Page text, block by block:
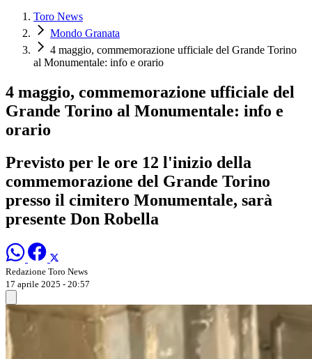
Toro News
Mondo Granata
4 maggio, commemorazione ufficiale del Grande Torino
al Monumentale: info e orario
4 maggio, commemorazione ufficiale del
Grande Torino al Monumentale: info e
orario
Previsto per le ore 12 l'inizio della
commemorazione del Grande Torino
presso il cimitero Monumentale, sarà
presente Don Robella
Redazione Toro News
17 aprile 2025 - 20:57